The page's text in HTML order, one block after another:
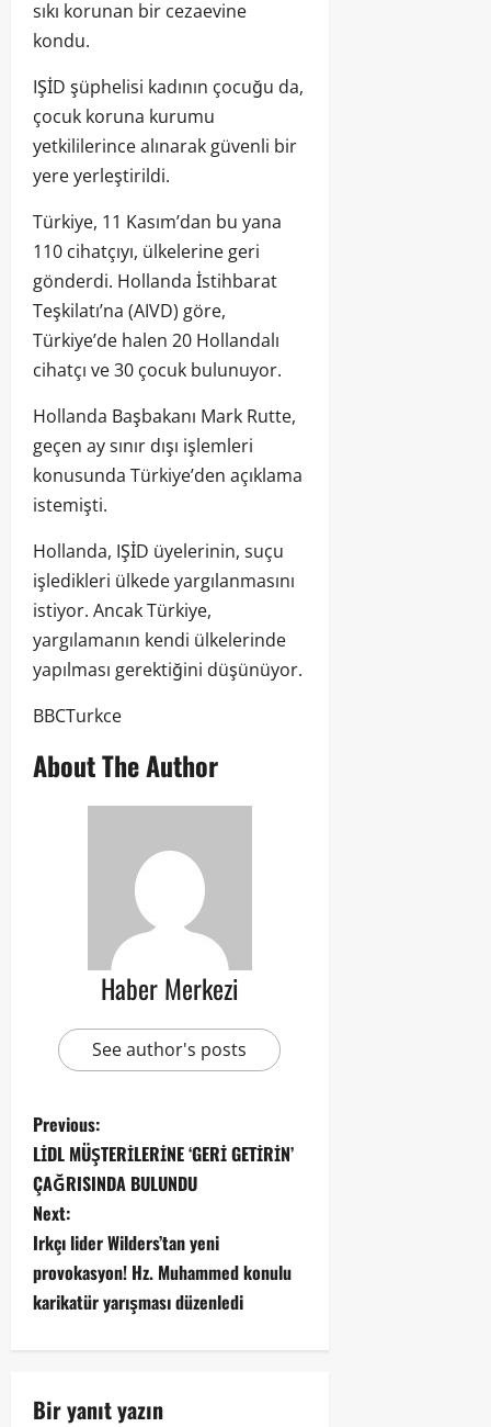
sıkı korunan bir cezaevine
kondu.
IŞİD şüphelisi kadının çocuğu da,
çocuk koruna kurumu
yetkililerince alınarak güvenli bir
yere yerleştirildi.
Türkiye, 11 Kasım’dan bu yana
110 cihatçıyı, ülkelerine geri
gönderdi. Hollanda İstihbarat
Teşkilatı’na (AIVD) göre,
Türkiye’de halen 20 Hollandalı
cihatçı ve 30 çocuk bulunuyor.
Hollanda Başbakanı Mark Rutte,
geçen ay sınır dışı işlemleri
konusunda Türkiye’den açıklama
istemişti.
Hollanda, IŞİD üyelerinin, suçu
işledikleri ülkede yargılanmasını
istiyor. Ancak Türkiye,
yargılamanın kendi ülkelerinde
yapılması gerektiğini düşünüyor.
BBCTurkce
About The Author
Haber Merkezi
See author's posts
Previous:
LİDL MÜŞTERİLERİNE ‘GERİ GETİRİN’
ÇAĞRISINDA BULUNDU
Next:
Irkçı lider Wilders’tan yeni
provokasyon! Hz. Muhammed konulu
karikatür yarışması düzenledi
Bir yanıt yazın